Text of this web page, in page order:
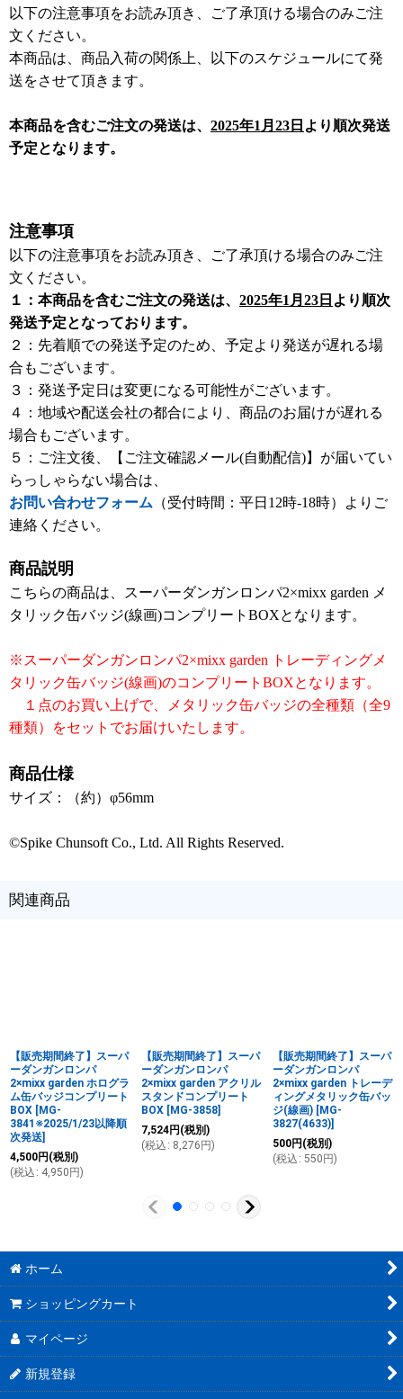
以下の注意事項をお読み頂き、ご了承頂ける場合のみご注
文ください。
本商品は、商品入荷の関係上、以下のスケジュールにて発
送をさせて頂きます。
本商品を含むご注文の発送は、 2025年1月23日 より順次発送
予定となります。
注意事項
以下の注意事項をお読み頂き、ご了承頂ける場合のみご注
文ください。
１：本商品を含むご注文の発送は、 2025年1月23日 より順次
発送予定となっております。
２：先着順での発送予定のため、予定より発送が遅れる場
合もございます。
３：発送予定日は変更になる可能性がございます。
４：地域や配送会社の都合により、商品のお届けが遅れる
場合もございます。
５：ご注文後、【ご注文確認メール(自動配信)】が届いてい
らっしゃらない場合は、
お問い合わせフォーム （受付時間：平日12時-18時）よりご
連絡ください。
商品説明
こちらの商品は、スーパーダンガンロンパ2×mixx garden メ
タリック缶バッジ(線画)コンプリートBOXとなります。
※スーパーダンガンロンパ2×mixx garden トレーディングメ
タリック缶バッジ(線画)のコンプリートBOXとなります。
１点のお買い上げで、メタリック缶バッジの全種類（全9
種類）をセットでお届けいたします。
商品仕様
サイズ：（約）φ56mm
©Spike Chunsoft Co., Ltd. All Rights Reserved.
関連商品
【販売期間終了】スーパ
ーダンガンロンパ
2×mixx garden ホログラ
ム缶バッジコンプリート
BOX [MG-
3841※2025/1/23以降順
次発送]
4,500円 (税別)
(税込 : 4,950 円)
【販売期間終了】スーパ
ーダンガンロンパ
2×mixx garden アクリル
スタンドコンプリート
BOX [MG-3858]
7,524円 (税別)
(税込 : 8,276 円)
【販売期間終了】スーパ
ーダンガンロンパ
2×mixx garden トレーデ
ィングメタリック缶バッ
ジ(線画) [MG-
3827(4633)]
500円 (税別)
(税込 : 550 円)
ホーム
ショッピングカート
マイページ
新規登録